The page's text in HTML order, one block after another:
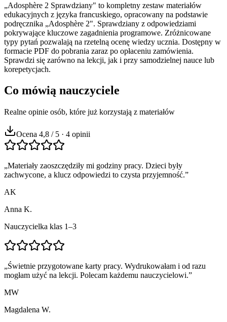
„Adosphère 2 Sprawdziany" to kompletny zestaw materiałów
edukacyjnych z języka francuskiego, opracowany na podstawie
podręcznika „Adosphère 2". Sprawdziany z odpowiedziami
pokrywające kluczowe zagadnienia programowe. Zróżnicowane
typy pytań pozwalają na rzetelną ocenę wiedzy ucznia. Dostępny w
formacie PDF do pobrania zaraz po opłaceniu zamówienia.
Sprawdzi się zarówno na lekcji, jak i przy samodzielnej nauce lub
korepetycjach.
Co mówią nauczyciele
Realne opinie osób, które już korzystają z materiałów
Ocena 4,8 / 5 · 4 opinii
„Materiały zaoszczędziły mi godziny pracy. Dzieci były
zachwycone, a klucz odpowiedzi to czysta przyjemność.”
AK
Anna K.
Nauczycielka klas 1–3
„Świetnie przygotowane karty pracy. Wydrukowałam i od razu
mogłam użyć na lekcji. Polecam każdemu nauczycielowi.”
MW
Magdalena W.